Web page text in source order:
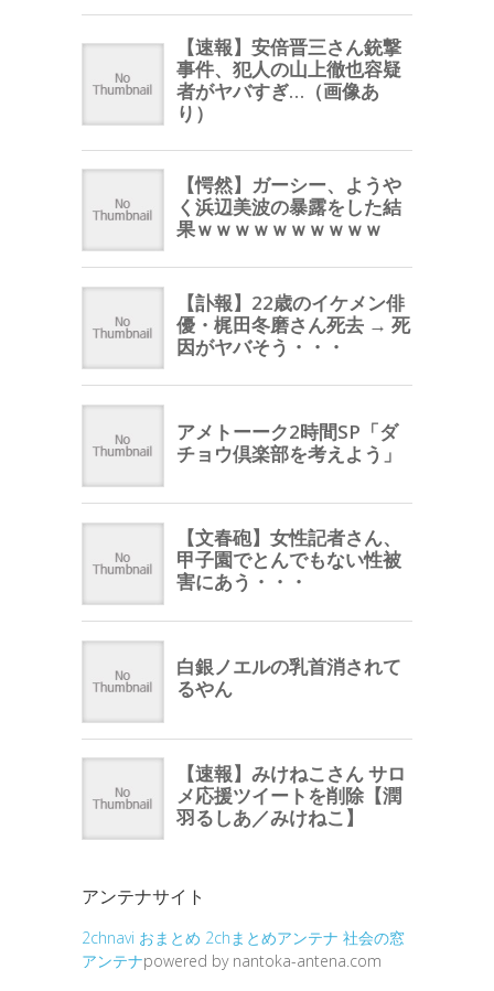
アンテナサイト
2chnavi おまとめ 2chまとめアンテナ 社会の窓
アンテナpowered by nantoka-antena.com